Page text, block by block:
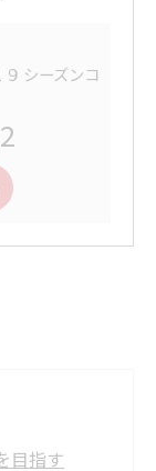
シーズンコ
目指す